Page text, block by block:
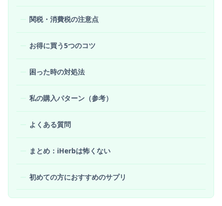
関税・消費税の注意点
お得に買う5つのコツ
困った時の対処法
私の購入パターン（参考）
よくある質問
まとめ：iHerbは怖くない
初めての方におすすめのサプリ